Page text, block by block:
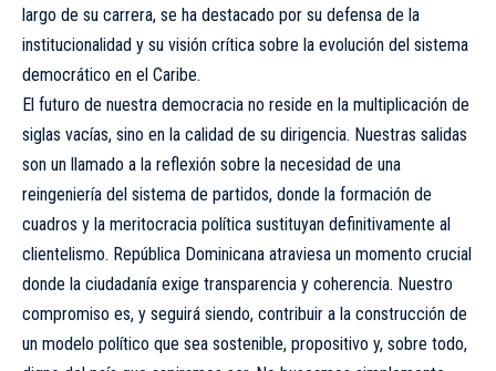
largo de su carrera, se ha destacado por su defensa de la
institucionalidad y su visión crítica sobre la evolución del sistema
democrático en el Caribe.
El futuro de nuestra democracia no reside en la multiplicación de
siglas vacías, sino en la calidad de su dirigencia. Nuestras salidas
son un llamado a la reflexión sobre la necesidad de una
reingeniería del sistema de partidos, donde la formación de
cuadros y la meritocracia política sustituyan definitivamente al
clientelismo. República Dominicana atraviesa un momento crucial
donde la ciudadanía exige transparencia y coherencia. Nuestro
compromiso es, y seguirá siendo, contribuir a la construcción de
un modelo político que sea sostenible, propositivo y, sobre todo,